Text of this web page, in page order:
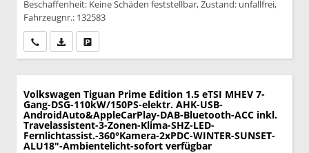
Beschaffenheit: Keine Schäden feststellbar, Zustand: unfallfrei,
Fahrzeugnr.: 132583
Wir rufen Sie anPDF-Datei, Fahrzeugexposé drucken
Volkswagen Tiguan Prime Edition 1.5 eTSI MHEV 7-
Gang-DSG-110kW/150PS-elektr. AHK-USB-
AndroidAuto&AppleCarPlay-DAB-Bluetooth-ACC inkl.
Travelassistent-3-Zonen-Klima-SHZ-LED-
Fernlichtassist.-360°Kamera-2xPDC-WINTER-SUNSET-
ALU18"-Ambientelicht-sofort verfügbar